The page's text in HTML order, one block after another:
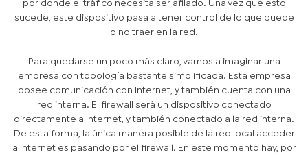
por donde el tráfico necesita ser afilado. Una vez que esto
sucede, este dispositivo pasa a tener control de lo que puede
o no traer en la red.
Para quedarse un poco más claro, vamos a imaginar una
empresa con topología bastante simplificada. Esta empresa
posee comunicación con Internet, y también cuenta con una
red interna. El firewall será un dispositivo conectado
directamente a Internet, y también conectado a la red interna.
De esta forma, la única manera posible de la red local acceder
a Internet es pasando por el firewall. En este momento hay, por